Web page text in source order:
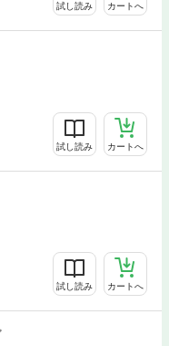
試し読み カートへ
試し読み カートへ
試し読み カートへ